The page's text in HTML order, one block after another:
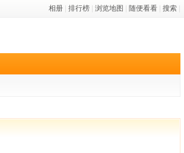
相册 排行榜 浏览地图 随便看看 搜索